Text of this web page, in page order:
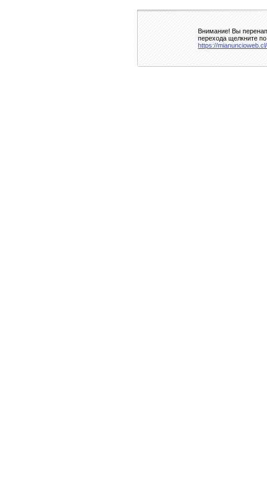
Внимание! Вы
перехода щелкните
https://